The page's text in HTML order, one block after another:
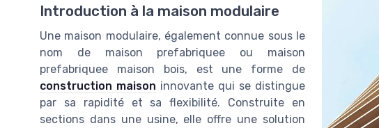
Introduction à la maison modulaire
Une maison modulaire, également connue sous le
nom de maison prefabriquee ou maison
prefabriquee maison bois, est une forme de
construction maison innovante qui se distingue
par sa rapidité et sa flexibilité. Construite en
sections dans une usine, elle offre une solution